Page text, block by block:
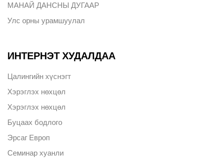
МАНАЙ ДАНСНЫ ДУГААР
Улс орны урамшуулал
ИНТЕРНЭТ ХУДАЛДАА
Цалингийн хүснэгт
Хэрэглэх нөхцөл
Хэрэглэх нөхцөл
Буцаах бодлого
Эрсаг Европ
Семинар хуанли